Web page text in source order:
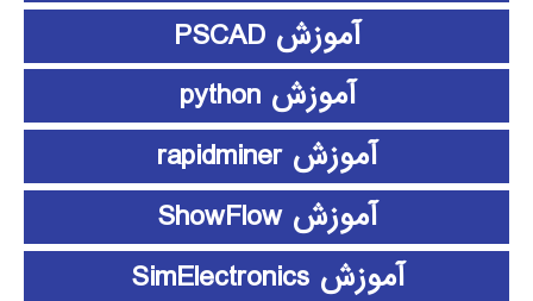
آموزش PSCAD
آموزش python
آموزش rapidminer
آموزش ShowFlow
آموزش SimElectronics